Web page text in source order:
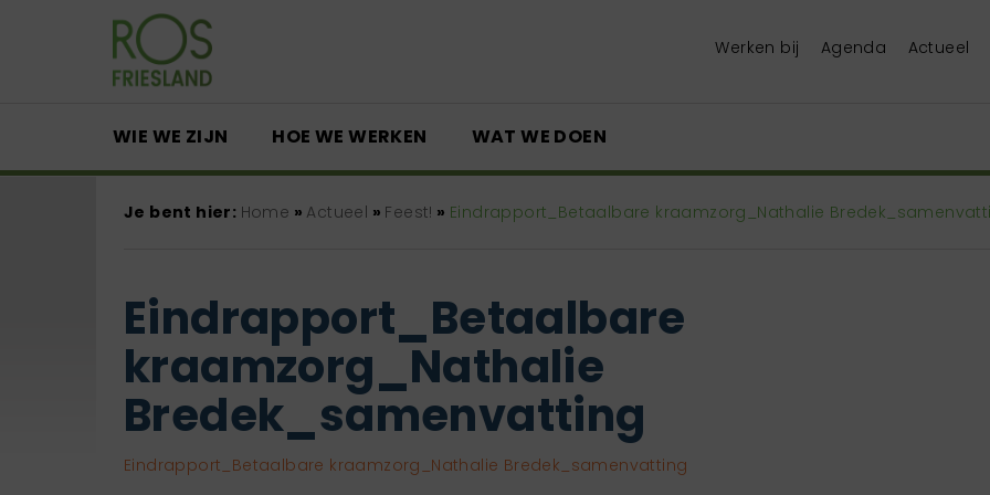
Werken bij Agenda Actueel
WIE WE ZIJN HOE WE WERKEN WAT WE DOEN
Je bent hier: Home » Actueel » Feest! » Eindrapport_Betaalbare kraamzorg_Nathalie
Eindrapport_Betaalbare
kraamzorg_Nathalie
Bredek_samenvatting
Eindrapport_Betaalbare kraamzorg_Nathalie Bredek_samenvatting